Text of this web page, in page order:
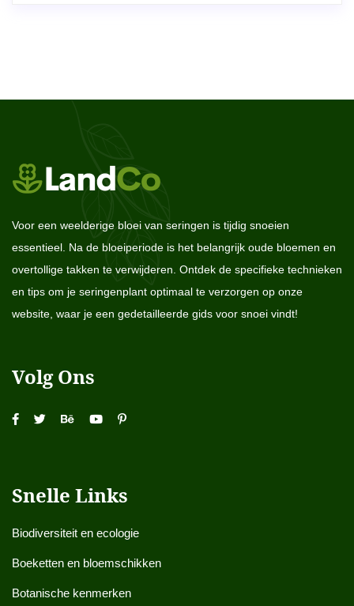
Voor een weelderige bloei van seringen is tijdig snoeien
essentieel. Na de bloeiperiode is het belangrijk oude bloemen en
overtollige takken te verwijderen. Ontdek de specifieke technieken
en tips om je seringenplant optimaal te verzorgen op onze
website, waar je een gedetailleerde gids voor snoei vindt!
Volg Ons
Snelle Links
Biodiversiteit en ecologie
Boeketten en bloemschikken
Botanische kenmerken